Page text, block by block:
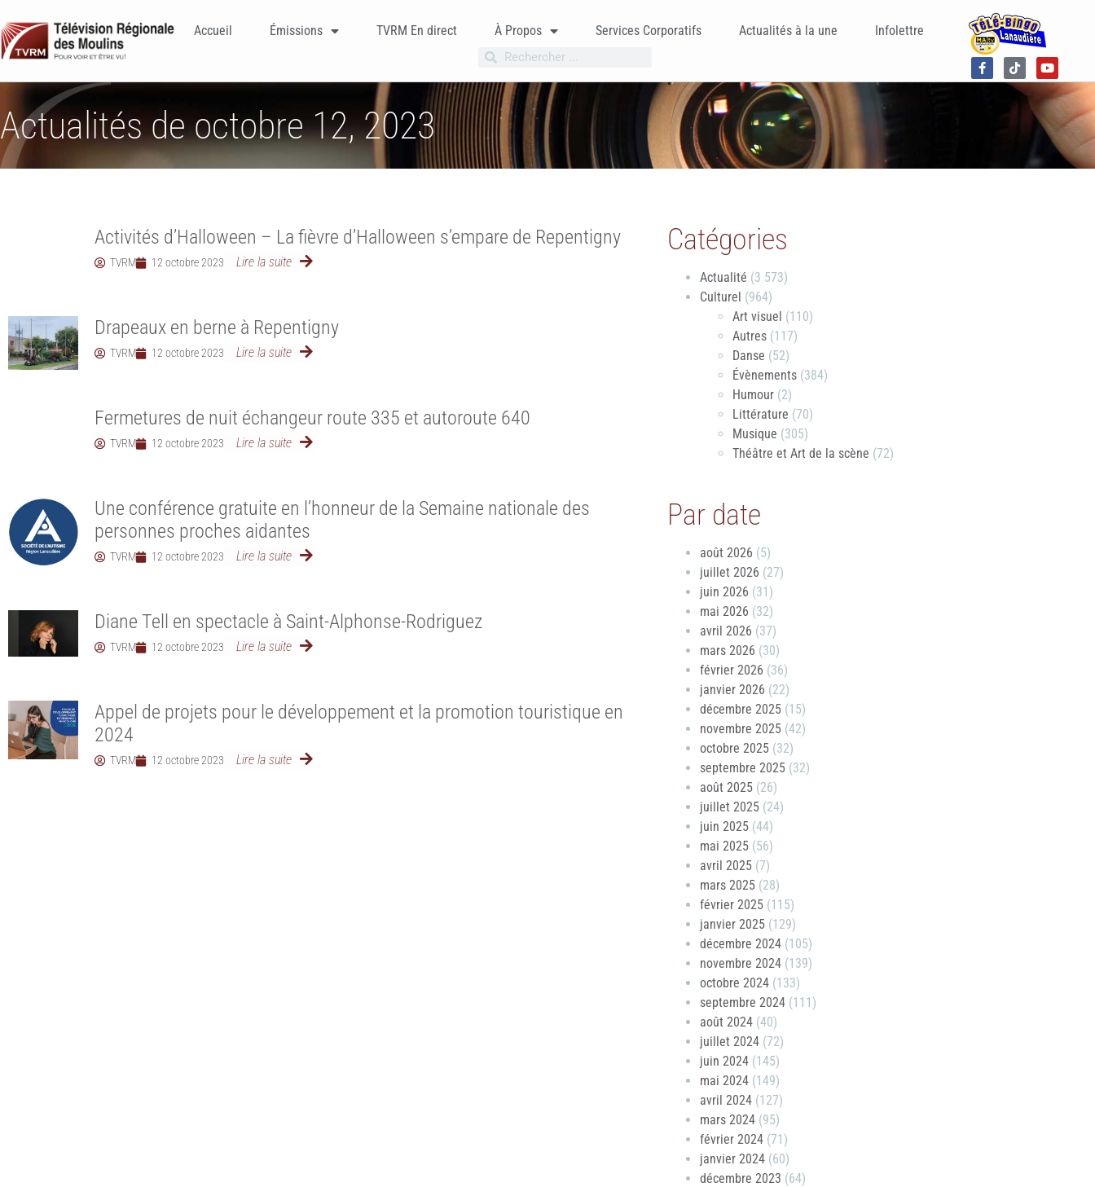
Accueil Émissions TVRM En direct À Propos Services Corporatifs Actualités à la une Infolettre
Actualités de octobre 12, 2023
Activités d’Halloween – La fièvre d’Halloween s’empare de Repentigny
TVRM 12 octobre 2023 Lire la suite
Drapeaux en berne à Repentigny
TVRM 12 octobre 2023 Lire la suite
Fermetures de nuit échangeur route 335 et autoroute 640
TVRM 12 octobre 2023 Lire la suite
Une conférence gratuite en l’honneur de la Semaine nationale des
personnes proches aidantes
TVRM 12 octobre 2023 Lire la suite
Diane Tell en spectacle à Saint-Alphonse-Rodriguez
TVRM 12 octobre 2023 Lire la suite
Appel de projets pour le développement et la promotion touristique en
2024
TVRM 12 octobre 2023 Lire la suite
Catégories
Actualité (3 573)
Culturel (964)
Art visuel (110)
Autres(117)
Danse (52)
Évènements(384)
Humour(2)
Littérature (70)
Musique (305)
Théâtre et Art de la scène (72)
Par date
août 2026 (5)
juillet 2026 (27)
juin 2026 (31)
mai 2026 (32)
avril 2026 (37)
mars 2026 (30)
février 2026 (36)
janvier 2026 (22)
décembre 2025(15)
novembre 2025(42)
octobre 2025(32)
septembre 2025(32)
août 2025(26)
juillet 2025(24)
juin 2025(44)
mai 2025(56)
avril 2025(7)
mars 2025(28)
février 2025(115)
janvier 2025(129)
décembre 2024(105)
novembre 2024(139)
octobre 2024(133)
septembre 2024(111)
août 2024(40)
juillet 2024(72)
juin 2024(145)
mai 2024(149)
avril 2024(127)
mars 2024(95)
février 2024(71)
janvier 2024(60)
décembre 2023 (64)